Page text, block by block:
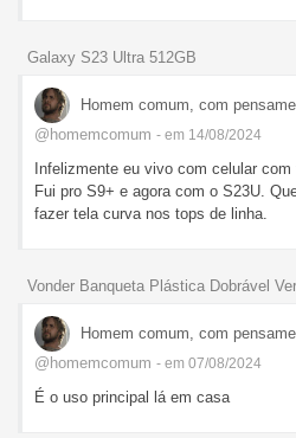
Galaxy S23 Ultra 512GB
Homem comum, com
@homemcomum - em 14/08/2024
Infelizmente eu vivo com celular
Fui pro S9+ e agora com o S23U.
fazer tela curva nos tops de linha.
Vonder Banqueta Plástica Dobrável
Homem comum, com
@homemcomum - em 07/08/2024
É o uso principal lá em casa